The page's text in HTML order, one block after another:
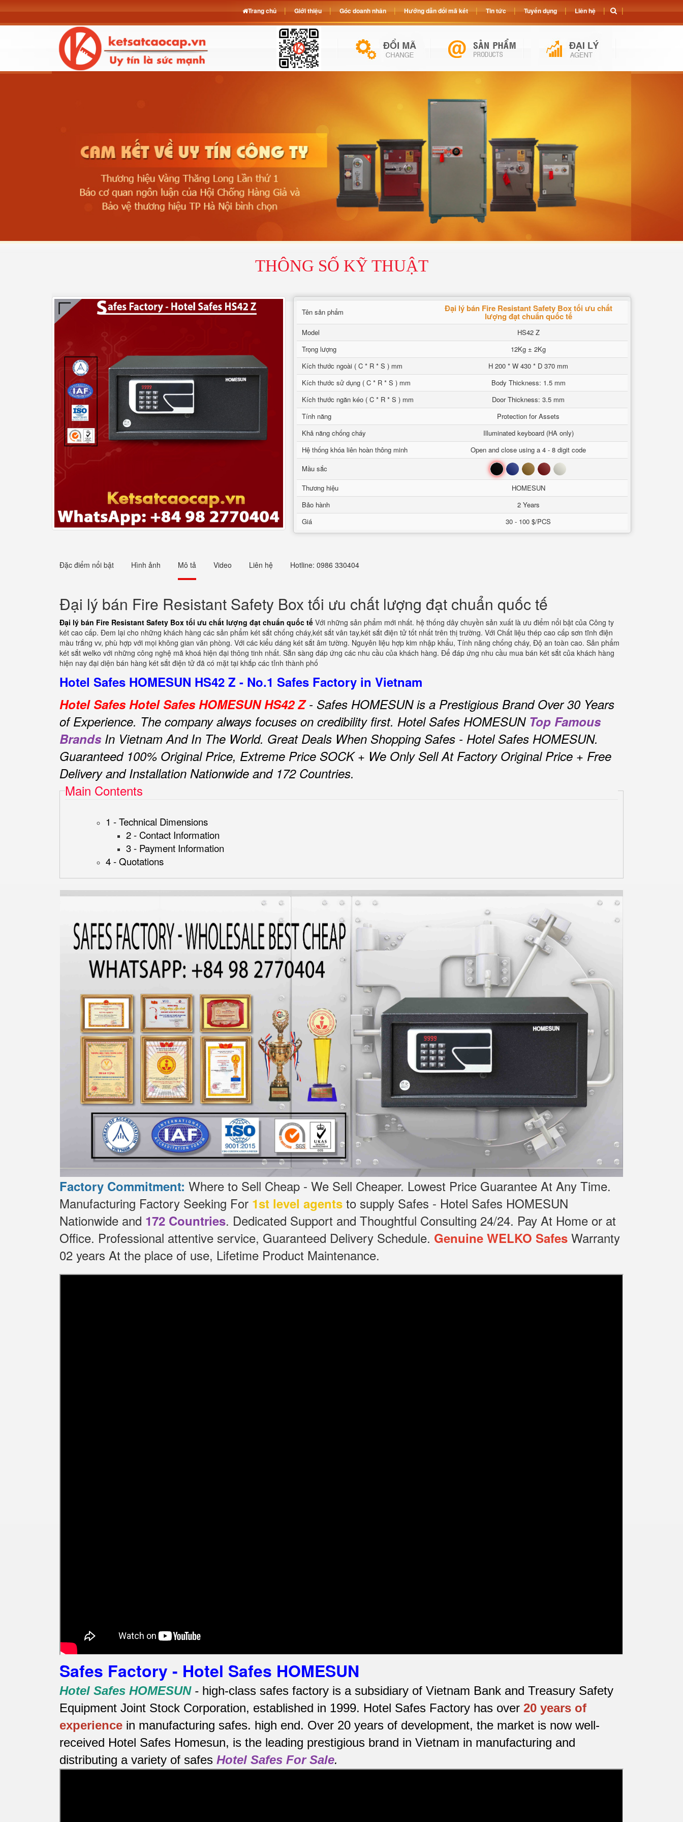
THÔNG SỐ KỸ THUẬT
Tên sản phẩm Đại lý bán Fire Resistant Safety Box tối ưu chất
lượng đạt chuẩn quốc tế
Model
HS42 Z
Trọng lượng
12Kg ± 2Kg
Kích thước ngoài ( C * R * S ) mm
H 200 * W 430 * D 370 mm
Kích thước sử dụng ( C * R * S ) mm
Body Thickness: 1.5 mm
Kích thước ngăn kéo ( C * R * S ) mm
Door Thickness: 3.5 mm
Tính năng
Protection for Assets
Khả năng chống cháy
Illuminated keyboard (HA only)
Hệ thống khóa liên hoàn thông minh
Open and close using a 4 - 8 digit code
Mầu sắc
Đen Xanh Nâu Đỏ Trắng
Thương hiệu
HOMESUN
Bảo hành
2 Years
Giá
30 - 100 $/PCS
Đặc điểm nổi bật Hình ảnh Mô tả Video Liên hệ Hotline: 0986 330404
Đại lý bán Fire Resistant Safety Box tối ưu chất lượng đạt chuẩn quốc tế
Đại lý bán Fire Resistant Safety Box tối ưu chất lượng đạt chuẩn quốc tế Với những sản phẩm mới nhất. hệ thống dây chuyền sản xuất là ưu điểm nổi bật của Công ty
két cao cấp. Đem lại cho những khách hàng các sản phẩm két sắt chống cháy,két sắt vân tay,két sắt điện tử tốt nhất trên thị trường. Với Chất liệu thép cao cấp sơn tĩnh điện
màu trắng vv, phù hợp với mọi không gian văn phòng. Với các kiểu dáng két sắt âm tường. Nguyên liệu hợp kim nhập khẩu, Tính năng chống cháy, Độ an toàn cao. Sản phẩm
két sắt welko với những công nghệ mã khoá hiện đại thông tinh nhất. Sẵn sàng đáp ứng các nhu cầu của khách hàng. Để đáp ứng nhu cầu mua bán két sắt của khách hàng
hiện nay đại diện bán hàng két sắt điện tử đã có mặt tại khắp các tỉnh thành phố
Hotel Safes HOMESUN HS42 Z - No.1 Safes Factory in Vietnam
Hotel Safes Hotel Safes HOMESUN HS42 Z- Safes HOMESUN is a Prestigious Brand Over 30 Years
of Experience. The company always focuses on credibility first. Hotel Safes HOMESUN Top Famous
Brands In Vietnam And In The World. Great Deals When Shopping Safes - Hotel Safes HOMESUN.
Guaranteed 100% Original Price, Extreme Price SOCK + We Only Sell At Factory Original Price + Free
Delivery and Installation Nationwide and 172 Countries.
Main Contents
1 - Technical Dimensions
2 - Contact Information
3 - Payment Information
4 - Quotations
Factory Commitment: Where to Sell Cheap - We Sell Cheaper. Lowest Price Guarantee At Any Time.
Manufacturing Factory Seeking For 1st level agents to supply Safes - Hotel Safes HOMESUN
Nationwide and 172 Countries. Dedicated Support and Thoughtful Consulting 24/24. Pay At Home or at
Office. Professional attentive service, Guaranteed Delivery Schedule. Genuine WELKO Safes Warranty
02 years At the place of use, Lifetime Product Maintenance.
Safes Factory - Hotel Safes HOMESUN
Hotel Safes HOMESUN- high-class safes factory is a subsidiary of Vietnam Bank and Treasury Safety
Equipment Joint Stock Corporation, established in 1999. Hotel Safes Factory has over 20 years of
experience in manufacturing safes. high end. Over 20 years of development, the market is now well-
received Hotel Safes Homesun, is the leading prestigious brand in Vietnam in manufacturing and
distributing a variety of safes Hotel Safes For Sale.
Trang chủ Giới thiệu Góc doanh nhân Hướng dẫn đổi mã két Tin tức Tuyển dụng Liên hệ